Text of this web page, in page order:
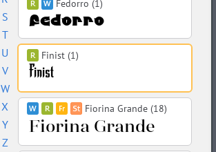
S
T
U
V
W
X
Y
Z
Fedorro (1)
Finist (1)
Fiorina Grande (18)